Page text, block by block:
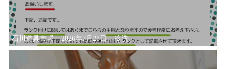
石川道具市場 2026年7月28日 冷洗